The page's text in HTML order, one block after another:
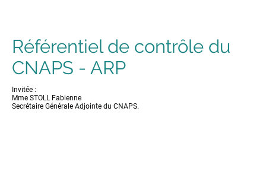
Référentiel de contrôle du
CNAPS - ARP
Invitée :
Mme STOLL Fabienne
Secrétaire Générale Adjointe du CNAPS.